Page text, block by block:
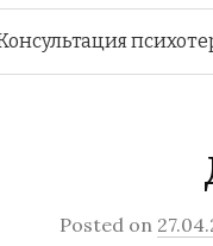
Posted on